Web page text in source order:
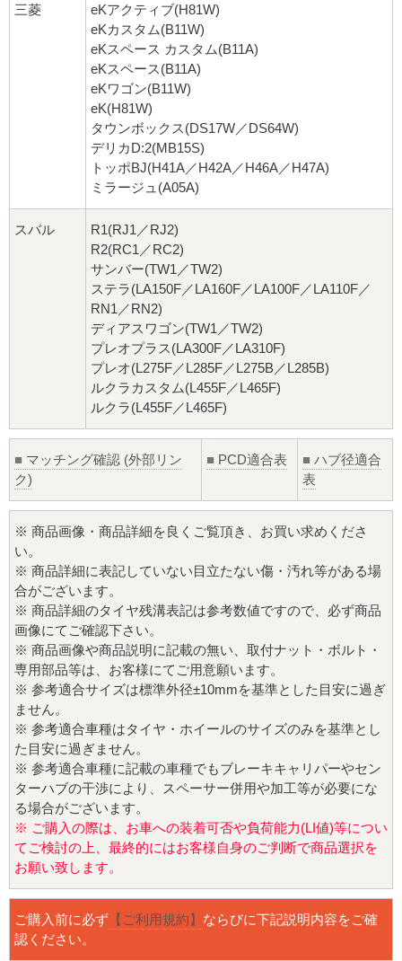
三菱
eKアクティブ(H81W)
eKカスタム(B11W)
eKスペース カスタム(B11A)
eKスペース(B11A)
eKワゴン(B11W)
eK(H81W)
タウンボックス(DS17W／DS64W)
デリカD:2(MB15S)
トッポBJ(H41A／H42A／H46A／H47A)
ミラージュ(A05A)
スバル
R1(RJ1／RJ2)
R2(RC1／RC2)
サンバー(TW1／TW2)
ステラ(LA150F／LA160F／LA100F／LA110F／
RN1／RN2)
ディアスワゴン(TW1／TW2)
プレオプラス(LA300F／LA310F)
プレオ(L275F／L285F／L275B／L285B)
ルクラカスタム(L455F／L465F)
ルクラ(L455F／L465F)
■ マッチング確認 (外部リン
ク)
■ PCD適合表 ■ ハブ径適合
表
※ 商品画像・商品詳細を良くご覧頂き、お買い求めくださ
い。
※ 商品詳細に表記していない目立たない傷・汚れ等がある場
合がございます。
※ 商品詳細のタイヤ残溝表記は参考数値ですので、必ず商品
画像にてご確認下さい。
※ 商品画像や商品説明に記載の無い、取付ナット・ボルト・
専用部品等は、お客様にてご用意願います。
※ 参考適合サイズは標準外径±10mmを基準とした目安に過ぎ
ません。
※ 参考適合車種はタイヤ・ホイールのサイズのみを基準とし
た目安に過ぎません。
※ 参考適合車種に記載の車種でもブレーキキャリパーやセン
ターハブの干渉により、スペーサー併用や加工等が必要にな
る場合がございます。
※ ご購入の際は、お車への装着可否や負荷能力(LI値)等につい
てご検討の上、最終的にはお客様自身のご判断で商品選択を
お願い致します。
ご購入前に必ず 【ご利用規約】 ならびに下記説明内容をご確
認ください。